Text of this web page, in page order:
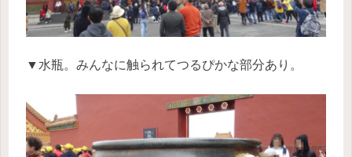
▼水瓶。みんなに触られてつるぴかな部分あり。